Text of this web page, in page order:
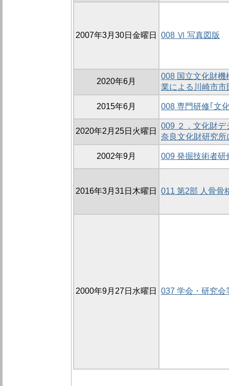
2007年3月30日金曜日 008 Ⅵ 写真図版
2020年6月
008 国立文化財機
業による川崎市
2015年6月 008 専門研修｢文
2020年2月25日火曜日
009 ２．文化財デ
奈良文化財研究
2002年9月 009 発掘技術者研
2016年3月31日木曜日 011 第2部 人骨骨
2000年9月27日水曜日 037 学会・研究会